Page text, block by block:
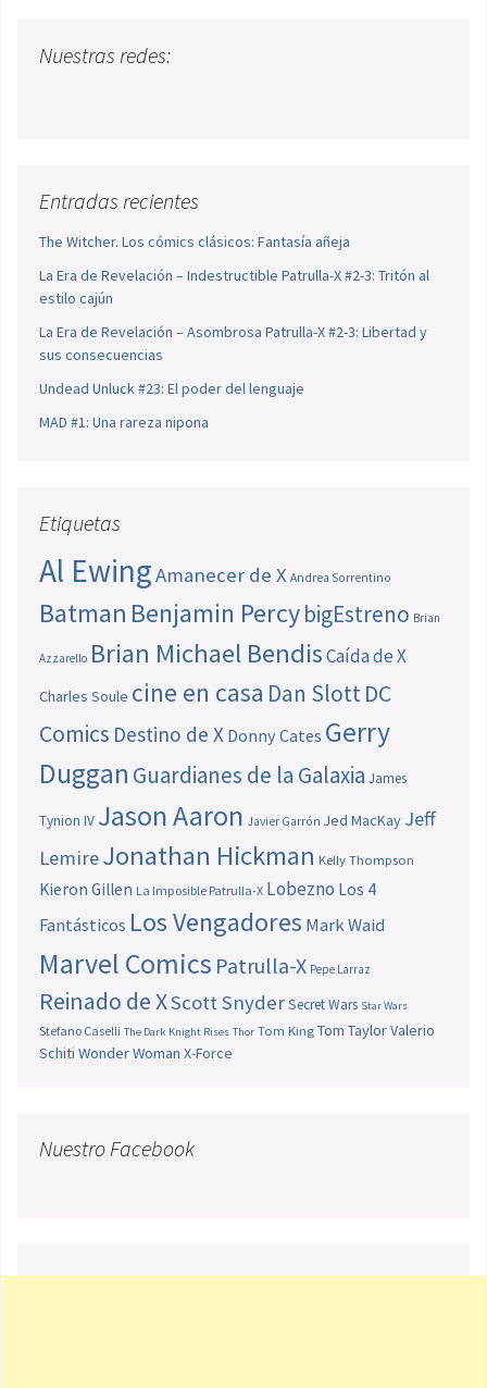
Nuestras redes:
Entradas recientes
The Witcher. Los cómics clásicos: Fantasía añeja
La Era de Revelación – Indestructible Patrulla-X #2-3: Tritón al
estilo cajún
La Era de Revelación – Asombrosa Patrulla-X #2-3: Libertad y
sus consecuencias
Undead Unluck #23: El poder del lenguaje
MAD #1: Una rareza nipona
Etiquetas
Al EwingAmanecer de X Andrea Sorrentino
Batman Benjamin PercybigEstreno Brian
Azzarello Brian Michael BendisCaída de X
Charles Soule cine en casa Dan SlottDC
Comics Destino de X Donny Cates Gerry
Duggan Guardianes de la Galaxia James
Tynion IV Jason Aaron Javier Garrón Jed MacKay Jeff
LemireJonathan Hickman Kelly Thompson
Kieron Gillen La Imposible Patrulla-X Lobezno Los 4
Fantásticos Los Vengadores Mark Waid
Marvel Comics Patrulla-X Pepe Larraz
Reinado de XScott SnyderSecret Wars Star Wars
Stefano Caselli The Dark Knight Rises Thor Tom King Tom TaylorValerio
Schiti Wonder Woman X-Force
Nuestro Facebook